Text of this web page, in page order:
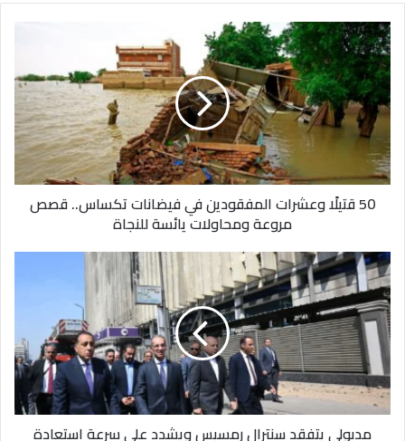
50
قتيلًا
وعشرات
المفقودين
في
فيضانات
تكساس..
قصص
مروعة
ومحاولات50 قتيلًا وعشرات المفقودين في فيضانات تكساس.. قصص
مروعة ومحاولات يائسة للنجاة
مدبولي
يتفقد
سنترال
رمسيس
ويشدد
على
سرعة
استعادة
الخدمات
والتأكدمدبولي يتفقد سنترال رمسيس ويشدد على سرعة استعادة